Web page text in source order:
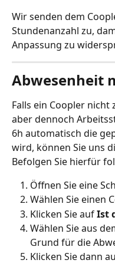
Wir senden dem
Stundenanzahl zu,
Anpassung zu
Abwesenheit
Falls ein Coopler nicht
aber dennoch
6h automatisch die
wird, können Sie uns
Befolgen Sie hierfür
Öffnen Sie eine
Wählen Sie einen
Klicken Sie auf Ist
Wählen Sie aus
Grund für die
Klicken Sie dann